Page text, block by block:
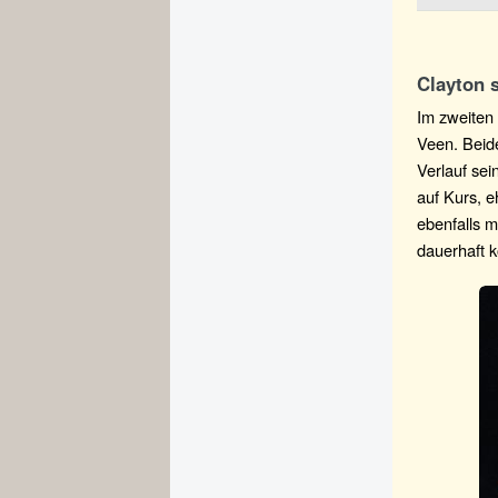
Clayton
Im
Veen.
Verlauf
auf Kurs,
ebenfalls
dauerhaft